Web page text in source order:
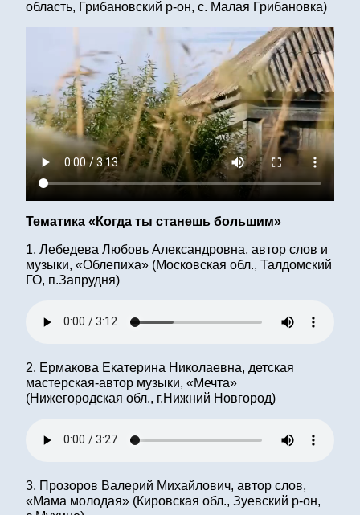
область, Грибановский р-он, с. Малая Грибановка)
Тематика «Когда ты станешь большим»
1. Лебедева Любовь Александровна, автор слов и
музыки, «Облепиха» (Московская обл., Талдомский
ГО, п.Запрудня)
2. Ермакова Екатерина Николаевна, детская
мастерская-автор музыки, «Мечта»
(Нижегородская обл., г.Нижний Новгород)
3. Прозоров Валерий Михайлович, автор слов,
«Мама молодая» (Кировская обл., Зуевский р-он,